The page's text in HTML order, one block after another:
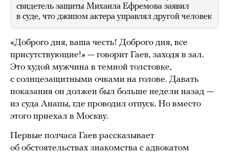
свидетель защиты Михаила Ефремова заявил
в суде, что джипом актера управлял другой человек
«Доброго дня, ваша честь! Доброго дня, все
присутствующие!» — говорит Гаев, заходя в зал.
Это худой мужчина в темной толстовке,
с солнцезащитными очками на голове. Давать
показания он должен был больше недели назад —
из суда Анапы, где проводил отпуск. Но вместо
этого приехал в Москву.
Первые полчаса Гаев рассказывает
об обстоятельствах знакомства с адвокатом